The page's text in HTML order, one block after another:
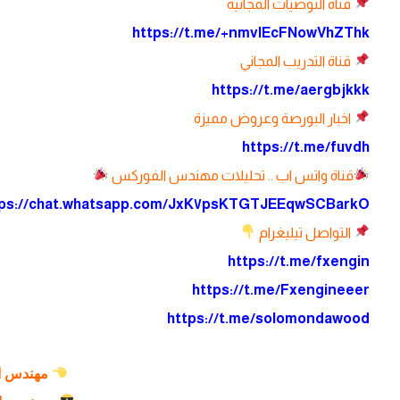
قناة التوصيات المجانية
https://t.me/+nmvlEcFNowVhZThk
قناة التدريب المجاني
https://t.me/aergbjkkk
اخبار البورصة وعروض مميزة
https://t.me/fuvdh
قناة واتس اب .. تحليلات مهندس الفوركس
https://chat.whatsapp.com/JxK٧psKTGTJEEqwSCBarkO
التواصل تيليغرام
https://t.me/fxengin
https://t.me/Fxengineeer
https://t.me/solomondawood
مهندس